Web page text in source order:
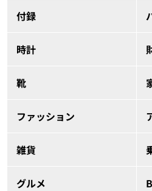
付録
時計
靴
ファッション
雑貨
グルメ